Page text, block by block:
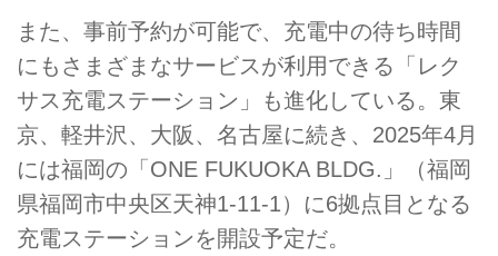
また、事前予約が可能で、充電中の待ち時間
にもさまざまなサービスが利用できる「レク
サス充電ステーション」も進化している。東
京、軽井沢、大阪、名古屋に続き、2025年4月
には福岡の「ONE FUKUOKA BLDG.」（福岡
県福岡市中央区天神1-11-1）に6拠点目となる
充電ステーションを開設予定だ。